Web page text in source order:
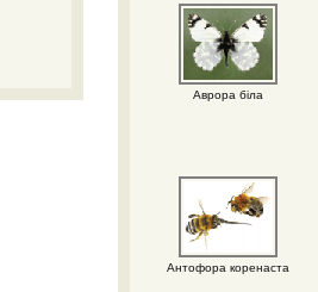
Аврора біла
Антофора коренаста